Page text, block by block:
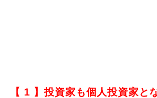
【 1 】投資家も個人投資家と